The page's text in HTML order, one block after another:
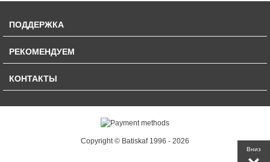
Вниз
ПОДДЕРЖКА
РЕКОМЕНДУЕМ
КОНТАКТЫ
Copyright © Batiskaf 1996 - 2026